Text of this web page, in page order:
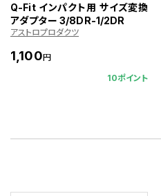
Q-Fit インパクト用 サイズ変換
アダプター 3/8DR-1/2DR
アストロプロダクツ
1,100円
10ポイント